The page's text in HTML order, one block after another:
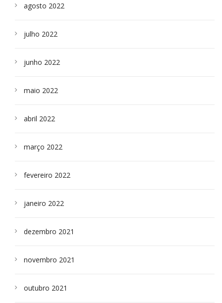
agosto 2022
julho 2022
junho 2022
maio 2022
abril 2022
março 2022
fevereiro 2022
janeiro 2022
dezembro 2021
novembro 2021
outubro 2021